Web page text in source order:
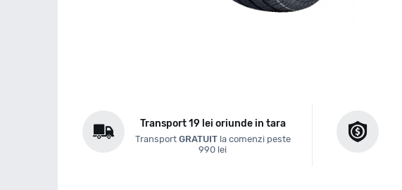
Transport 19 lei oriunde in tara
Transport GRATUITla comenzi peste
990 lei